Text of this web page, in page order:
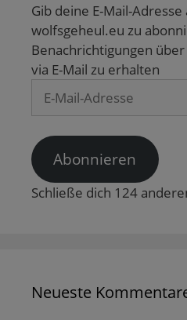
Gib deine E-Mail-Adresse
wolfsgeheul.eu zu
Benachrichtigungen
via E-Mail zu erhalten
Mail-
Abonnieren
Schließe dich 124
Neueste